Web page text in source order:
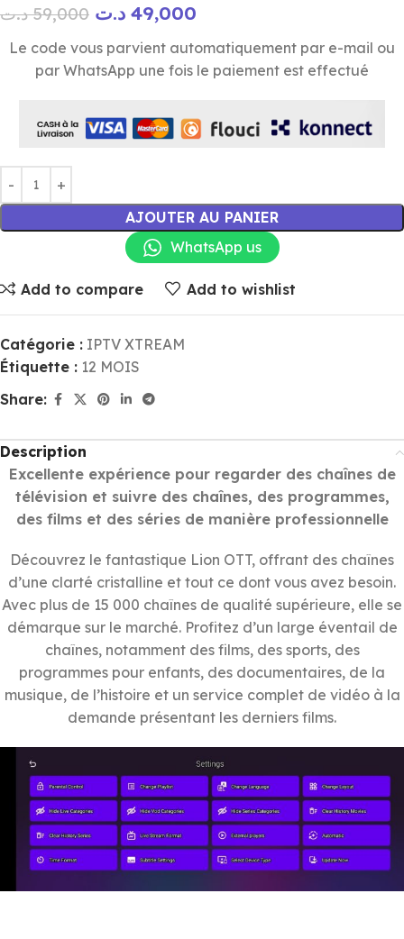
59,000 د.ت 49,000 د.ت
Le code vous parvient automatiquement par e-mail ou
par WhatsApp une fois le paiement est effectué
AJOUTER AU PANIER
WhatsApp us
Add to compare Add to wishlist
Catégorie : IPTV XTREAM
Étiquette : 12 MOIS
Share:
Description
Excellente expérience pour regarder des chaînes de
télévision et suivre des chaînes, des programmes,
des films et des séries de manière professionnelle
Découvrez le fantastique Lion OTT, offrant des chaînes
d’une clarté cristalline et tout ce dont vous avez besoin.
Avec plus de 15 000 chaînes de qualité supérieure, elle se
démarque sur le marché. Profitez d’un large éventail de
chaînes, notamment des films, des sports, des
programmes pour enfants, des documentaires, de la
musique, de l’histoire et un service complet de vidéo à la
demande présentant les derniers films.